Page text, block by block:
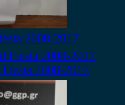
2008-2017
2008-2017